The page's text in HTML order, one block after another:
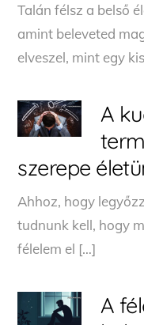
Talán félsz a belső
amint beleveted
elveszel, mint egy
A
szerepe
Ahhoz, hogy
tudnunk kell, hogy
félelem el […]
A